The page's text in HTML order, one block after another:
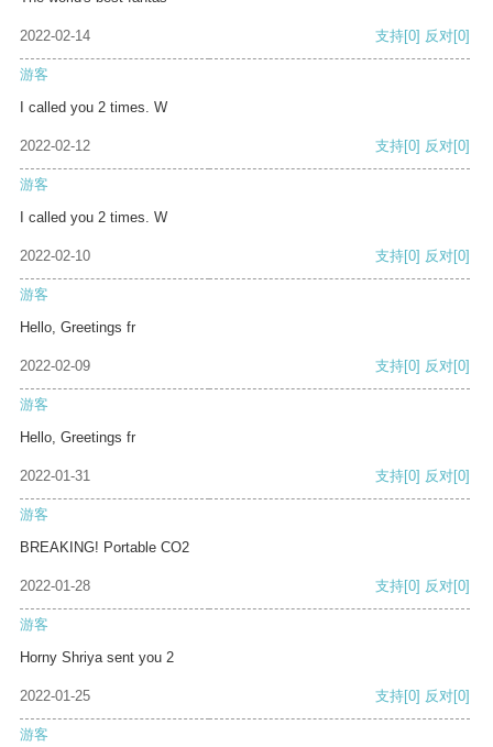
2022-02-14 支持[0] 反对[0]
游客
I called you 2 times. W
2022-02-12 支持[0] 反对[0]
游客
I called you 2 times. W
2022-02-10 支持[0] 反对[0]
游客
Hello, Greetings fr
2022-02-09 支持[0] 反对[0]
游客
Hello, Greetings fr
2022-01-31 支持[0] 反对[0]
游客
BREAKING! Portable CO2
2022-01-28 支持[0] 反对[0]
游客
Horny Shriya sent you 2
2022-01-25 支持[0] 反对[0]
游客